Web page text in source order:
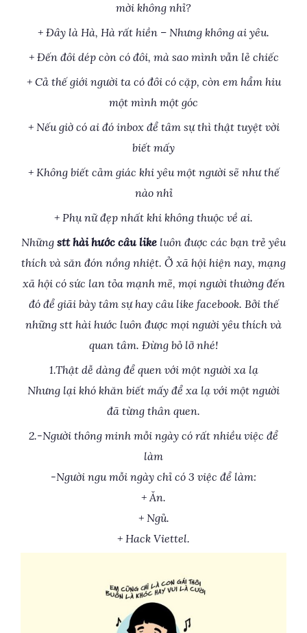
mời không nhỉ?
+ Đây là Hà, Hà rất hiền – Nhưng không ai yêu.
+ Đến đôi dép còn có đôi, mà sao mình vẫn lẻ chiếc
+ Cả thế giới người ta có đôi có cặp, còn em hẩm hiu
một mình một góc
+ Nếu giờ có ai đó inbox để tâm sự thì thật tuyệt vời
biết mấy
+ Không biết cảm giác khi yêu một người sẽ như thế
nào nhỉ
+ Phụ nữ đẹp nhất khi không thuộc về ai.
Những stt hài hước câu like luôn được các bạn trẻ yêu
thích và săn đón nồng nhiệt. Ở xã hội hiện nay, mạng
xã hội có sức lan tỏa mạnh mẽ, mọi người thường đến
đó để giãi bày tâm sự hay câu like facebook. Bởi thế
những stt hài hước luôn được mọi người yêu thích và
quan tâm. Đừng bỏ lỡ nhé!
1.Thật dễ dàng để quen với một người xa lạ
Nhưng lại khó khăn biết mấy để xa lạ với một người
đã từng thân quen.
2.-Người thông minh mỗi ngày có rất nhiều việc để
làm
-Người ngu mỗi ngày chỉ có 3 việc để làm:
+ Ăn.
+ Ngủ.
+ Hack Viettel.